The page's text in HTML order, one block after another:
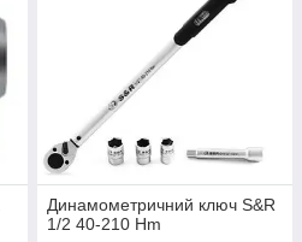
Динамометричний ключ S&R
1/2 40-210 Hm